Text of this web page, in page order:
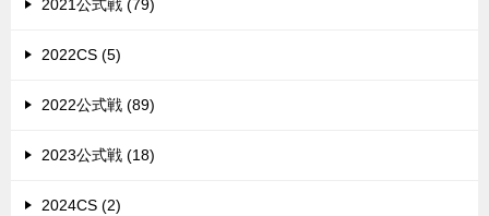
2021公式戦 (79)
2022CS (5)
2022公式戦 (89)
2023公式戦 (18)
2024CS (2)